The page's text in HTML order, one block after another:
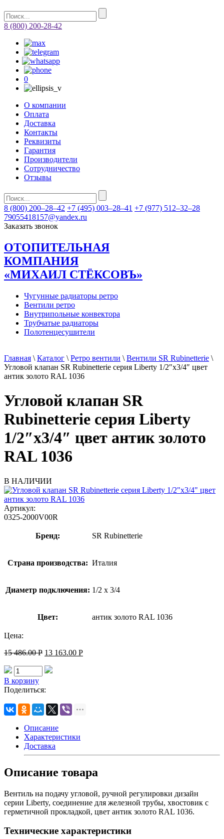
8 (800) 200-28-42
0
О компании
Оплата
Доставка
Контакты
Реквизиты
Гарантия
Производители
Сотрудничество
Отзывы
8 (800) 200–28–42 +7 (495) 003–28–41 +7 (977) 512–32–28
79055418157@yandex.ru
Заказать звонок
ОТОПИТЕЛЬНАЯ
КОМПАНИЯ
«МИХАИЛ СТЁКСОВЪ»
Чугунные радиаторы ретро
Вентили ретро
Внутрипольные конвектора
Трубчатые радиаторы
Полотенцесушители
Главная \ Каталог \ Ретро вентили \ Вентили SR Rubinetterie \
Угловой клапан SR Rubinetterie серия Liberty 1/2″х3/4″ цвет
антик золото RAL 1036
Угловой клапан SR
Rubinetterie серия Liberty
1/2″х3/4″ цвет антик золото
RAL 1036
В НАЛИЧИИ
Артикул:
0325-2000V00R
Бренд: SR Rubinetterie
Страна производства: Италия
Диаметр подключения: 1/2 х 3/4
Цвет: антик золото RAL 1036
Цена:
15 486.00Р 13 163.00 Р
В корзину
Поделиться:
Описание
Характеристики
Доставка
Описание товара
Вентиль на подачу угловой, ручной регулировки дизайн
серии Liberty, соединение для железной трубы, хвостовик с
герметичной прокладкой, цвет антик золото RAL 1036.
Технические характеристики